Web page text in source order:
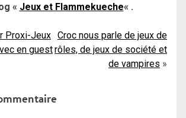
« Jeux et Flammekueche« .
Proxi-Jeux
en guest
Croc nous parle de jeux de
rôles, de jeux de société et
de vampires